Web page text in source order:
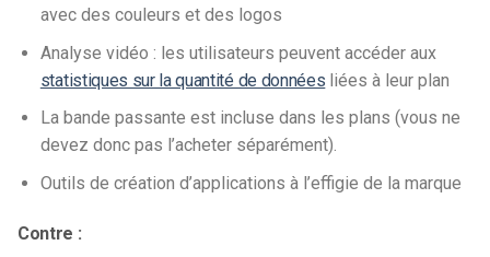
avec des couleurs et des logos
Analyse vidéo : les utilisateurs peuvent accéder aux
statistiques sur la quantité de données liées à leur plan
La bande passante est incluse dans les plans (vous ne
devez donc pas l’acheter séparément).
Outils de création d’applications à l’effigie de la marque
Contre :